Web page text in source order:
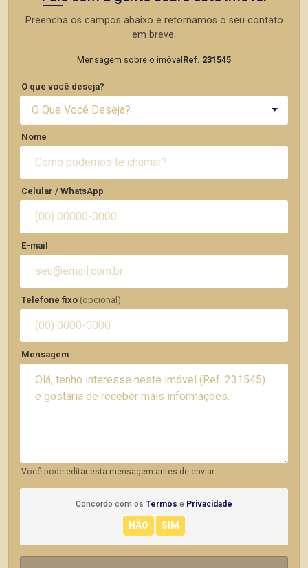
Preencha os campos abaixo e retornamos o seu contato
em breve.
Mensagem sobre o imóvelRef. 231545
O que você deseja?
O Que Você Deseja?
Nome
Celular / WhatsApp
E-mail
Telefone fixo (opcional)
Mensagem
Você pode editar esta mensagem antes de enviar.
Concordo com os Termos e Privacidade